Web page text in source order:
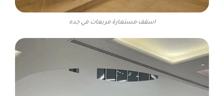
اسقف مستعارة مربعات في جده